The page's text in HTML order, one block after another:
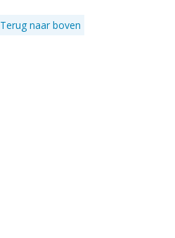
Terug naar boven